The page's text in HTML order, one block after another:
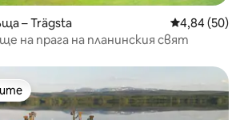
– Trägsta Средна
4,84 (50)
на прага на планинския свят